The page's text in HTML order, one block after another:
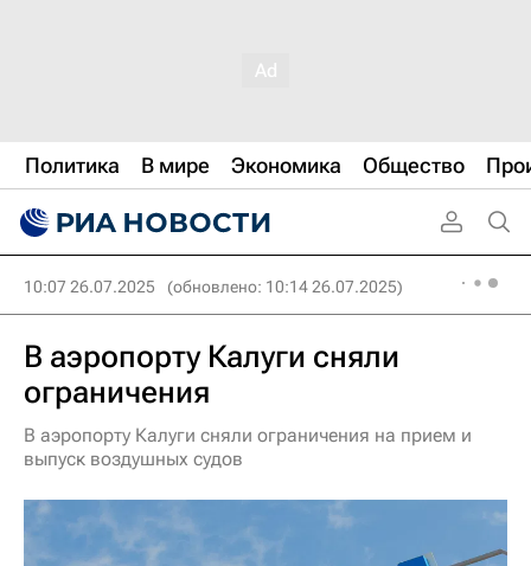
Политика В мире Экономика Общество
10:07 26.07.2025 (обновлено: 10:14 26.07.2025)
В аэропорту Калуги сняли
ограничения
В аэропорту Калуги сняли ограничения на прием и
выпуск воздушных судов